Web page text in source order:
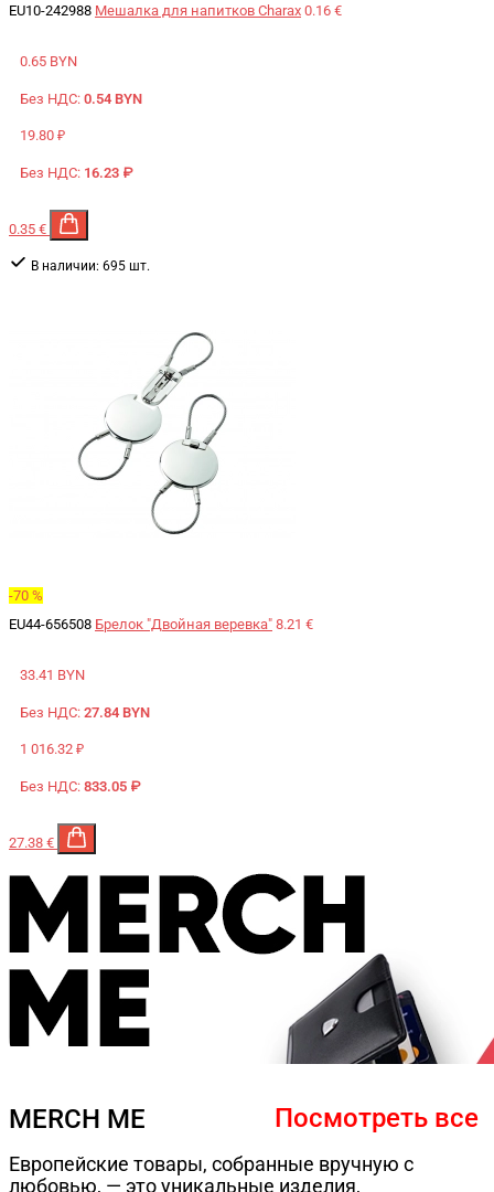
EU10-242988 Мешалка для напитков Charax 0.16 €
0.65 BYN
Без НДС: 0.54 BYN
19.80 ₽
Без НДС: 16.23 ₽
0.35 €
В наличии: 695 шт.
-70 %
EU44-656508 Брелок "Двойная веревка" 8.21 €
33.41 BYN
Без НДС: 27.84 BYN
1 016.32 ₽
Без НДС: 833.05 ₽
27.38 €
MERCH ME Посмотреть все
Европейские товары, собранные вручную с
любовью, — это уникальные изделия,